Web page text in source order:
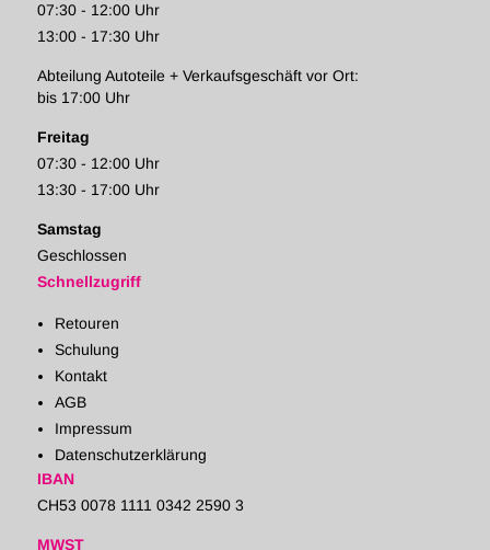
07:30 - 12:00 Uhr
13:00 - 17:30 Uhr
Abteilung Autoteile + Verkaufsgeschäft vor Ort:
bis 17:00 Uhr
Freitag
07:30 - 12:00 Uhr
13:30 - 17:00 Uhr
Samstag
Geschlossen
Schnellzugriff
Retouren
Schulung
Kontakt
AGB
Impressum
Datenschutzerklärung
IBAN
CH53 0078 1111 0342 2590 3
MWST